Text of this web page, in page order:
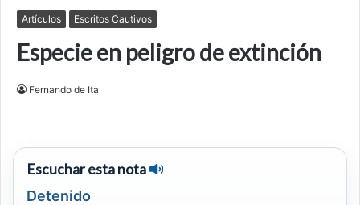
Artículos Escritos Cautivos
Especie en peligro de extinción
Fernando de Ita
Escuchar esta nota
Detenido